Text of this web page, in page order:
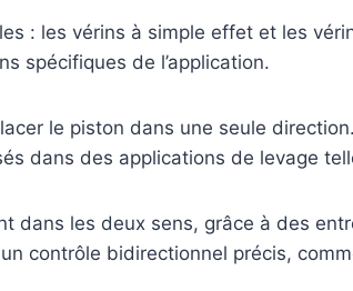
: les vérins à simple effet et les
spécifiques de l’application.
le piston dans une seule
dans des applications de levage
dans les deux sens, grâce à des
contrôle bidirectionnel précis,